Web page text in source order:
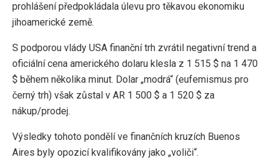
prohlášení předpokládala úlevu pro těkavou ekonomiku
jihoamerické země.
S podporou vlády USA finanční trh zvrátil negativní trend a
oficiální cena amerického dolaru klesla z 1 515 $ na 1 470
$ během několika minut. Dolar „modrá“ (eufemismus pro
černý trh) však zůstal v AR 1 500 $ a 1 520 $ za
nákup/prodej.
Výsledky tohoto pondělí ve finančních kruzích Buenos
Aires byly opozicí kvalifikovány jako „voliči“.